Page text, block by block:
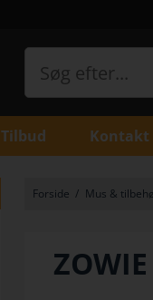
Tilbud Kontakt
Forside / Mus &